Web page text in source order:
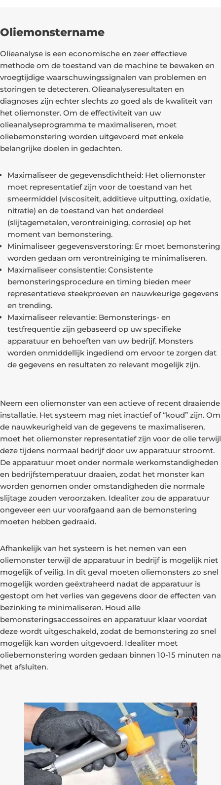
Oliemonstername
Olieanalyse is een economische en zeer effectieve
methode om de toestand van de machine te bewaken en
vroegtijdige waarschuwingssignalen van problemen en
storingen te detecteren. Olieanalyseresultaten en
diagnoses zijn echter slechts zo goed als de kwaliteit van
het oliemonster. Om de effectiviteit van uw
olieanalyseprogramma te maximaliseren, moet
oliebemonstering worden uitgevoerd met enkele
belangrijke doelen in gedachten.
Maximaliseer de gegevensdichtheid: Het oliemonster
moet representatief zijn voor de toestand van het
smeermiddel (viscositeit, additieve uitputting, oxidatie,
nitratie) en de toestand van het onderdeel
(slijtagemetalen, verontreiniging, corrosie) op het
moment van bemonstering.
Minimaliseer gegevensverstoring: Er moet bemonstering
worden gedaan om verontreiniging te minimaliseren.
Maximaliseer consistentie: Consistente
bemonsteringsprocedure en timing bieden meer
representatieve steekproeven en nauwkeurige gegevens
en trending.
Maximaliseer relevantie: Bemonsterings- en
testfrequentie zijn gebaseerd op uw specifieke
apparatuur en behoeften van uw bedrijf. Monsters
worden onmiddellijk ingediend om ervoor te zorgen dat
de gegevens en resultaten zo relevant mogelijk zijn.
Neem een oliemonster van een actieve of recent draaiende
installatie. Het systeem mag niet inactief of “koud” zijn. Om
de nauwkeurigheid van de gegevens te maximaliseren,
moet het oliemonster representatief zijn voor de olie terwijl
deze tijdens normaal bedrijf door uw apparatuur stroomt.
De apparatuur moet onder normale werkomstandigheden
en bedrijfstemperatuur draaien, zodat het monster kan
worden genomen onder omstandigheden die normale
slijtage zouden veroorzaken. Idealiter zou de apparatuur
ongeveer een uur voorafgaand aan de bemonstering
moeten hebben gedraaid.
Afhankelijk van het systeem is het nemen van een
oliemonster terwijl de apparatuur in bedrijf is mogelijk niet
mogelijk of veilig. In dit geval moeten oliemonsters zo snel
mogelijk worden geëxtraheerd nadat de apparatuur is
gestopt om het verlies van gegevens door de effecten van
bezinking te minimaliseren. Houd alle
bemonsteringsaccessoires en apparatuur klaar voordat
deze wordt uitgeschakeld, zodat de bemonstering zo snel
mogelijk kan worden uitgevoerd. Idealiter moet
oliebemonstering worden gedaan binnen 10-15 minuten na
het afsluiten.